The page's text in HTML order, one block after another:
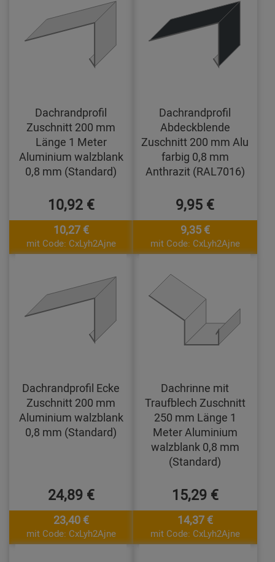
Dachrandprofil
Zuschnitt 200 mm
Länge 1 Meter
Aluminium walzblank
0,8 mm (Standard)
10,92 €
10,27 €
mit Code: CxLyh2Ajne
Dachrandprofil
Abdeckblende
Zuschnitt 200 mm Alu
farbig 0,8 mm
Anthrazit (RAL7016)
9,95 €
9,35 €
mit Code: CxLyh2Ajne
Dachrandprofil Ecke
Zuschnitt 200 mm
Aluminium walzblank
0,8 mm (Standard)
24,89 €
23,40 €
mit Code: CxLyh2Ajne
Dachrinne mit
Traufblech Zuschnitt
250 mm Länge 1
Meter Aluminium
walzblank 0,8 mm
(Standard)
15,29 €
14,37 €
mit Code: CxLyh2Ajne